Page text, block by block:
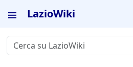
LazioWiki